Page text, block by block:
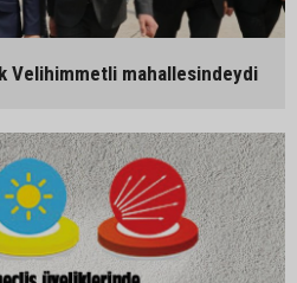
Velihimmetli mahallesindeydi